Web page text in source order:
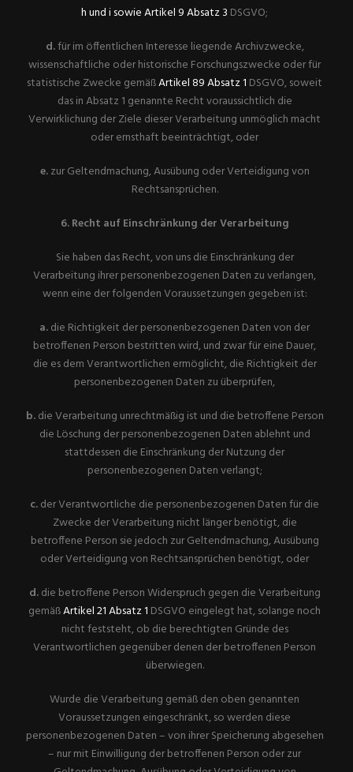
h und i sowie Artikel 9 Absatz 3 DSGVO;
d.für im öffentlichen Interesse liegende Archivzwecke,
wissenschaftliche oder historische Forschungszwecke oder für
statistische Zwecke gemäßArtikel 89 Absatz 1 DSGVO, soweit
das in Absatz 1 genannte Recht voraussichtlich die
Verwirklichung der Ziele dieser Verarbeitung unmöglich macht
oder ernsthaft beeinträchtigt, oder
e.zur Geltendmachung, Ausübung oder Verteidigung von
Rechtsansprüchen.
6. Recht auf Einschränkung der Verarbeitung
Sie haben das Recht, von uns die Einschränkung der
Verarbeitung ihrer personenbezogenen Daten zu verlangen,
wenn eine der folgenden Voraussetzungen gegeben ist:
a.die Richtigkeit der personenbezogenen Daten von der
betroffenen Person bestritten wird, und zwar für eine Dauer,
die es dem Verantwortlichen ermöglicht, die Richtigkeit der
personenbezogenen Daten zu überprüfen,
b.die Verarbeitung unrechtmäßig ist und die betroffene Person
die Löschung der personenbezogenen Daten ablehnt und
stattdessen die Einschränkung der Nutzung der
personenbezogenen Daten verlangt;
c.der Verantwortliche die personenbezogenen Daten für die
Zwecke der Verarbeitung nicht länger benötigt, die
betroffene Person sie jedoch zur Geltendmachung, Ausübung
oder Verteidigung von Rechtsansprüchen benötigt, oder
d.die betroffene Person Widerspruch gegen die Verarbeitung
gemäßArtikel 21 Absatz 1 DSGVO eingelegt hat, solange noch
nicht feststeht, ob die berechtigten Gründe des
Verantwortlichen gegenüber denen der betroffenen Person
überwiegen.
Wurde die Verarbeitung gemäß den oben genannten
Voraussetzungen eingeschränkt, so werden diese
personenbezogenen Daten – von ihrer Speicherung abgesehen
– nur mit Einwilligung der betroffenen Person oder zur